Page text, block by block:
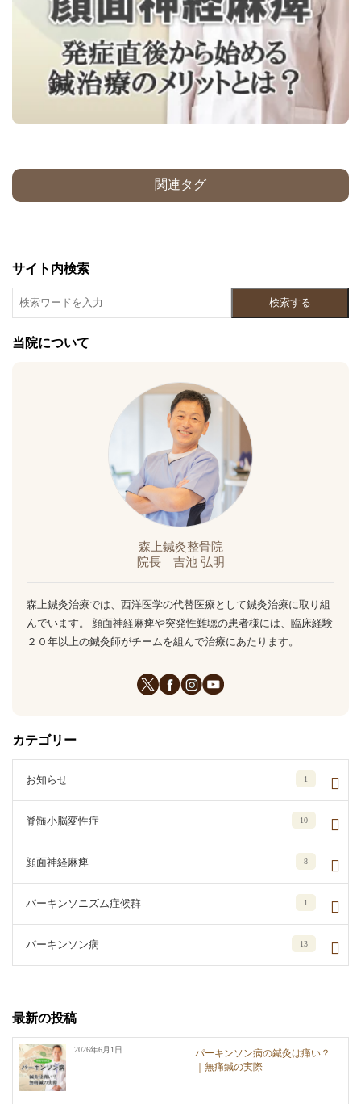
関連タグ
サイト内検索
検索する
当院について
森上鍼灸整骨院
院長 吉池 弘明
森上鍼灸治療では、西洋医学の代替医療として鍼灸治療に取り組
んでいます。 顔面神経麻痺や突発性難聴の患者様には、臨床経験
２０年以上の鍼灸師がチームを組んで治療にあたります。
カテゴリー
お知らせ 1
脊髄小脳変性症 10
顔面神経麻痺 8
パーキンソニズム症候群 1
パーキンソン病 13
最新の投稿
2026年6月1日
パーキンソン病の鍼灸は痛い？
｜無痛鍼の実際